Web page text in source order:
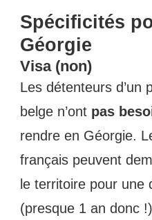
Spécificités
Géorgie
Visa (non)
Les détenteurs d’un
belge n’ont pas
rendre en Géorgie.
français peuvent
le territoire pour une
(presque 1 an donc